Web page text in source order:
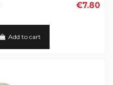
€7.80
Add to cart